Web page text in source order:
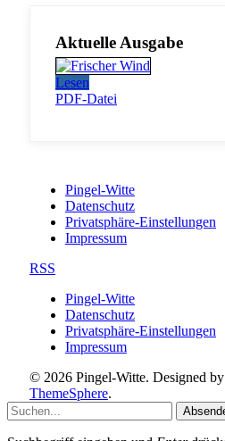
Aktuelle Ausgabe
Lesen
PDF-Datei
Pingel-Witte
Datenschutz
Privatsphäre-Einstellungen
Impressum
RSS
Pingel-Witte
Datenschutz
Privatsphäre-Einstellungen
Impressum
© 2026 Pingel-Witte. Designed by
ThemeSphere.